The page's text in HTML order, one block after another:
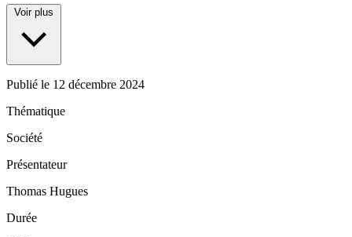
Voir plus
Publié le 12 décembre 2024
Thématique
Société
Présentateur
Thomas Hugues
Durée